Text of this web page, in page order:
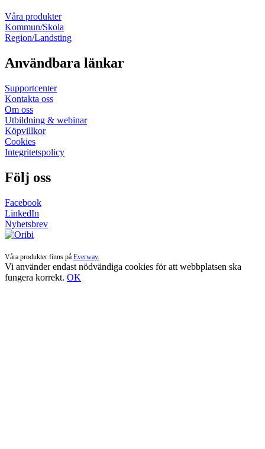
Våra produkter
Kommun/Skola
Region/Landsting
Användbara länkar
Supportcenter
Kontakta oss
Om oss
Utbildning & webinar
Köpvillkor
Cookies
Integritetspolicy
Följ oss
Facebook
LinkedIn
Nyhetsbrev
Våra produkter finns på Everway.
Vi använder endast nödvändiga cookies för att webbplatsen ska
fungera korrekt. OK